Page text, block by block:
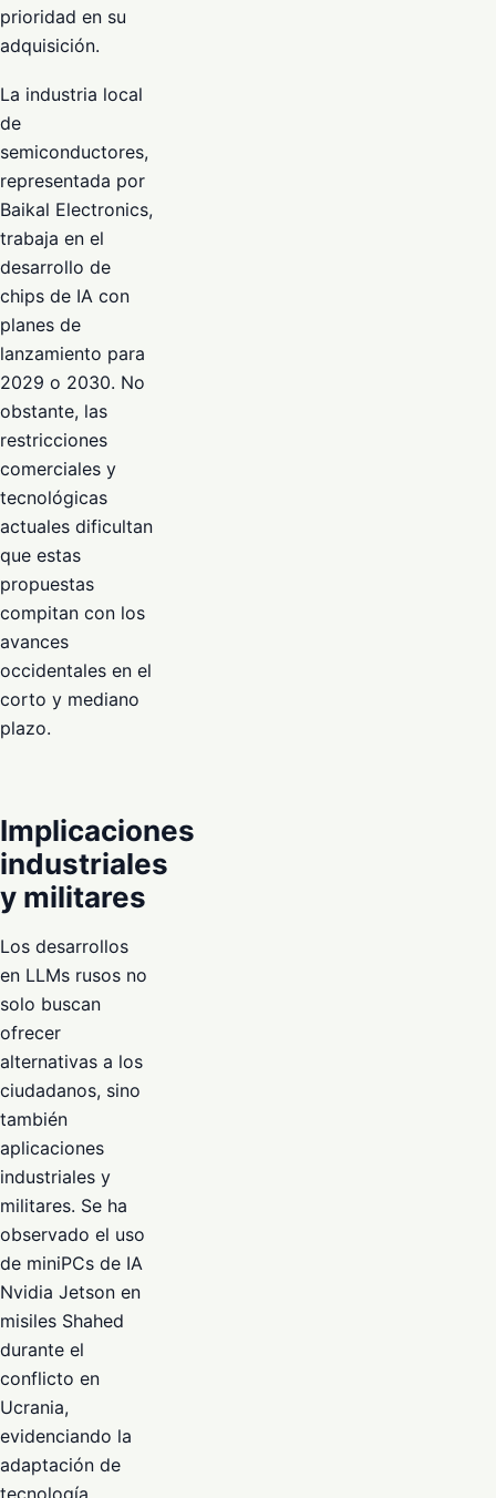
prioridad en su
adquisición.
La industria local
de
semiconductores,
representada por
Baikal Electronics,
trabaja en el
desarrollo de
chips de IA con
planes de
lanzamiento para
2029 o 2030. No
obstante, las
restricciones
comerciales y
tecnológicas
actuales dificultan
que estas
propuestas
compitan con los
avances
occidentales en el
corto y mediano
plazo.
Implicaciones
industriales
y militares
Los desarrollos
en LLMs rusos no
solo buscan
ofrecer
alternativas a los
ciudadanos, sino
también
aplicaciones
industriales y
militares. Se ha
observado el uso
de miniPCs de IA
Nvidia Jetson en
misiles Shahed
durante el
conflicto en
Ucrania,
evidenciando la
adaptación de
tecnología